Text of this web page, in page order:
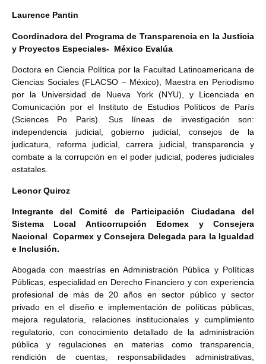
Laurence Pantin
Coordinadora del Programa de Transparencia en la Justicia
y Proyectos Especiales- México Evalúa
Doctora en Ciencia Política por la Facultad Latinoamericana de
Ciencias Sociales (FLACSO – México), Maestra en Periodismo
por la Universidad de Nueva York (NYU), y Licenciada en
Comunicación por el Instituto de Estudios Políticos de París
(Sciences Po Paris). Sus líneas de investigación son:
independencia judicial, gobierno judicial, consejos de la
judicatura, reforma judicial, carrera judicial, transparencia y
combate a la corrupción en el poder judicial, poderes judiciales
estatales.
Leonor Quiroz
Integrante del Comité de Participación Ciudadana del
Sistema Local Anticorrupción Edomex y Consejera
Nacional Coparmex y Consejera Delegada para la Igualdad
e Inclusión.
Abogada con maestrías en Administración Pública y Políticas
Públicas, especialidad en Derecho Financiero y con experiencia
profesional de más de 20 años en sector público y sector
privado en el diseño e implementación de políticas públicas,
mejora regulatoria, relaciones institucionales y cumplimiento
regulatorio, con conocimiento detallado de la administración
pública y regulaciones en materias como transparencia,
rendición de cuentas, responsabilidades administrativas,